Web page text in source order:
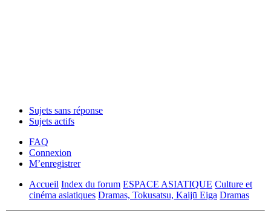
Sujets sans réponse
Sujets actifs
FAQ
Connexion
M’enregistrer
Accueil Index du forum ESPACE ASIATIQUE Culture et
cinéma asiatiques Dramas, Tokusatsu, Kaijū Eiga Dramas